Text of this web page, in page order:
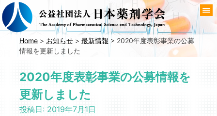
コ
ン
テ
Home > お知らせ > 最新情報 > 2020年度表彰事業の公募
情報を更新しました
2020年度表彰事業の公募情報を
更新しました
投稿日: 2019年7月1日